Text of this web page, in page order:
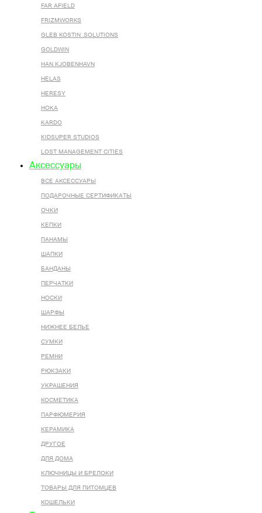
FAR AFIELD
FRIZMWORKS
GLEB KOSTIN .SOLUTIONS
GOLDWIN
HAN KJOBENHAVN
HELAS
HERESY
HOKA
KARDO
KIDSUPER STUDIOS
LOST MANAGEMENT CITIES
Аксессуары
ВСЕ AКСЕССУАРЫ
ПОДАРОЧНЫЕ СЕРТИФИКАТЫ
ОЧКИ
КЕПКИ
ПАНАМЫ
ШАПКИ
БАНДАНЫ
ПЕРЧАТКИ
НОСКИ
ШАРФЫ
НИЖНЕЕ БЕЛЬЕ
СУМКИ
РЕМНИ
РЮКЗАКИ
УКРАШЕНИЯ
КОСМЕТИКА
ПАРФЮМЕРИЯ
КЕРАМИКА
ДРУГОЕ
ДЛЯ ДОМА
КЛЮЧНИЦЫ И БРЕЛОКИ
ТОВАРЫ ДЛЯ ПИТОМЦЕВ
КОШЕЛЬКИ